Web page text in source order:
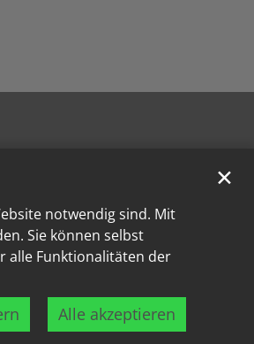
notwendig sind. Mit
Sie können selbst
alle Funktionalitäten der
Alle akzeptieren
✕